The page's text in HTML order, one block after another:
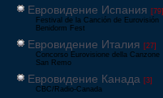
Евровидение Испания [79]
Festival de la Canción de Eurovisión
Benidorm Fest
Евровидение Италия [27]
Concorso Eurovisione della Canzone
San Remo
Евровидение Канада [3]
CBC/Radio-Canada